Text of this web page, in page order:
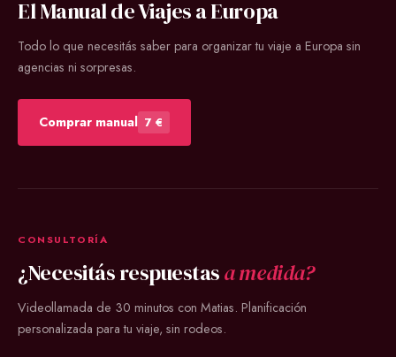
El Manual de Viajes a Europa
Todo lo que necesitás saber para organizar tu viaje a Europa sin
agencias ni sorpresas.
Comprar manual 7 €
CONSULTORÍA
¿Necesitás respuestasa medida?
Videollamada de 30 minutos con Matias. Planificación
personalizada para tu viaje, sin rodeos.